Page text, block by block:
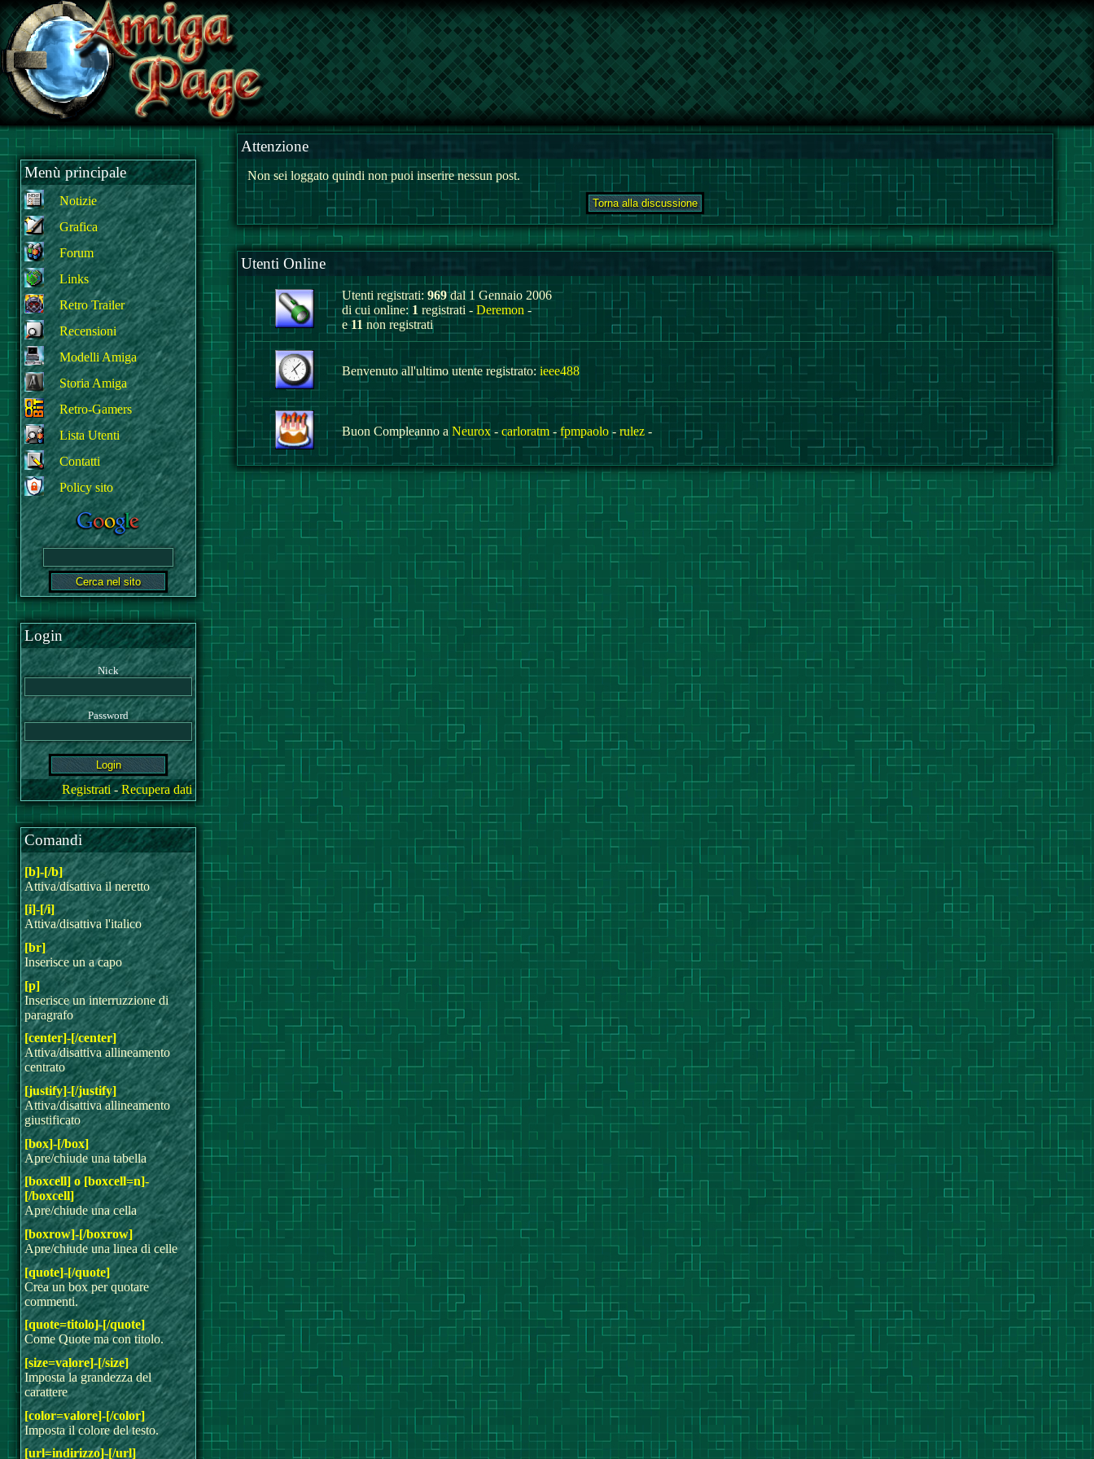
Menù principale
Notizie
Grafica
Forum
Links
Retro Trailer
Recensioni
Modelli Amiga
Storia Amiga
Retro-Gamers
Lista Utenti
Contatti
Policy sito
Login
Nick
Password
Registrati-Recupera dati
Comandi
[b]-[/b]
Attiva/disattiva il neretto
[i]-[/i]
Attiva/disattiva l'italico
[br]
Inserisce un a capo
[p]
Inserisce un interruzzione di
paragrafo
[center]-[/center]
Attiva/disattiva allineamento
centrato
[justify]-[/justify]
Attiva/disattiva allineamento
giustificato
[box]-[/box]
Apre/chiude una tabella
[boxcell] o [boxcell=n]-
[/boxcell]
Apre/chiude una cella
[boxrow]-[/boxrow]
Apre/chiude una linea di celle
[quote]-[/quote]
Crea un box per quotare
commenti.
[quote=titolo]-[/quote]
Come Quote ma con titolo.
[size=valore]-[/size]
Imposta la grandezza del
carattere
[color=valore]-[/color]
Imposta il colore del testo.
[url=indirizzo]-[/url]
Attenzione
Non sei loggato quindi non puoi inserire nessun post.
Utenti Online
Utenti registrati: 969dal 1 Gennaio 2006
di cui online: 1 registrati - Deremon -
e11 non registrati
Benvenuto all'ultimo utente registrato: ieee488
Buon Compleanno a Neurox - carloratm - fpmpaolo- rulez -